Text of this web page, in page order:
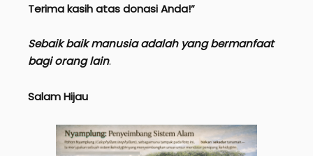
Terima kasih atas donasi Anda!”
Sebaik baik manusia adalah yang bermanfaat
bagi orang lain.
Salam Hijau